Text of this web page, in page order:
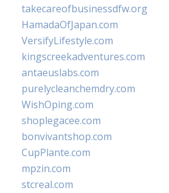
takecareofbusinessdfw.org
HamadaOfJapan.com
VersifyLifestyle.com
kingscreekadventures.com
antaeuslabs.com
purelycleanchemdry.com
WishOping.com
shoplegacee.com
bonvivantshop.com
CupPlante.com
mpzin.com
stcreal.com